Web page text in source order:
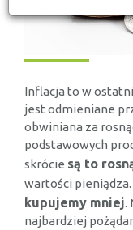
Inflacja to w
jest odmieniane
obwiniana za
podstawowych
skrócie są to
wartości pieniądza.
kupujemy mniej.
najbardziej